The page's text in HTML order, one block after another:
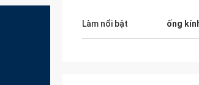
Làm nổi bật ống